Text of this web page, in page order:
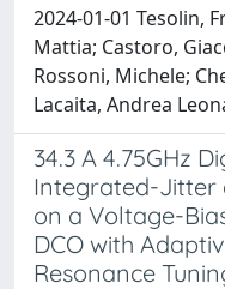
2024-01-01 Tesolin,
Mattia; Castoro,
Rossoni, Michele;
Lacaita, Andrea
34.3 A 4.75GHz
Integrated-Jitter
on a Voltage-
DCO with
Resonance